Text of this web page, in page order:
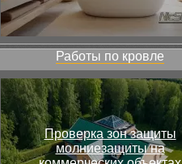
Работы по кровле
Проверка зон защиты
молниезащиты на